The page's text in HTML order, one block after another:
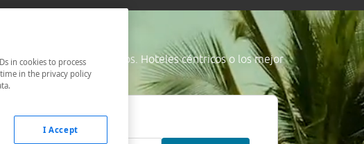
a los mejores precios. Hoteles céntricos o los mejor
al mejor precio.
in cookies to process
in the privacy policy
I Accept